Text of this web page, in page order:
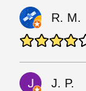
R. M.
J. P.